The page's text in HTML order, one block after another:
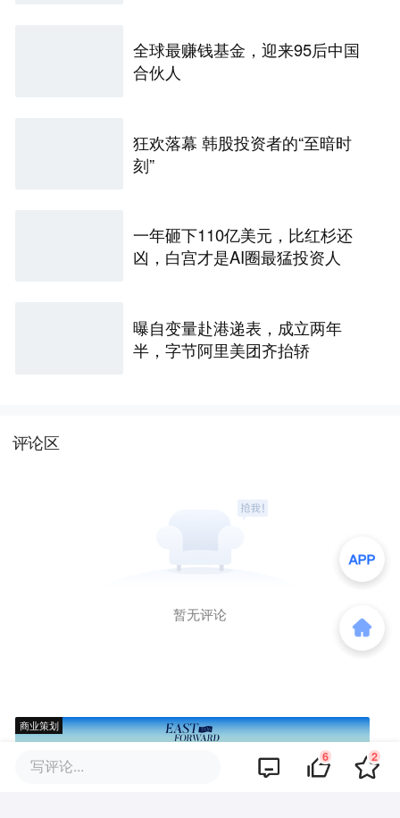
全球最赚钱基金，迎来95后中国
合伙人
狂欢落幕 韩股投资者的“至暗时
刻”
一年砸下110亿美元，比红杉还
凶，白宫才是AI圈最猛投资人
曝自变量赴港递表，成立两年
半，字节阿里美团齐抬轿
评论区
暂无评论
商业策划
写评论... 6 2